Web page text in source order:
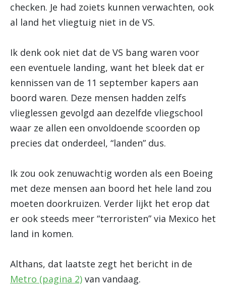
checken. Je had zoiets kunnen verwachten, ook
al land het vliegtuig niet in de VS.
Ik denk ook niet dat de VS bang waren voor
een eventuele landing, want het bleek dat er
kennissen van de 11 september kapers aan
boord waren. Deze mensen hadden zelfs
vlieglessen gevolgd aan dezelfde vliegschool
waar ze allen een onvoldoende scoorden op
precies dat onderdeel, “landen” dus.
Ik zou ook zenuwachtig worden als een Boeing
met deze mensen aan boord het hele land zou
moeten doorkruizen. Verder lijkt het erop dat
er ook steeds meer “terroristen” via Mexico het
land in komen.
Althans, dat laatste zegt het bericht in de
Metro (pagina 2) van vandaag.